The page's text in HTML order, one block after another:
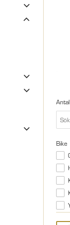
Bike